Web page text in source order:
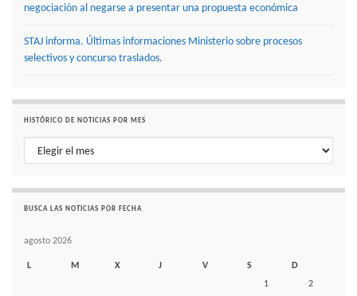
negociación al negarse a presentar una propuesta económica
STAJ informa. Últimas informaciones Ministerio sobre procesos
selectivos y concurso traslados.
HISTÓRICO DE NOTICIAS POR MES
Histórico de noticias por mes
BUSCA LAS NOTICIAS POR FECHA
agosto 2026
L M X J V S
D
1
2